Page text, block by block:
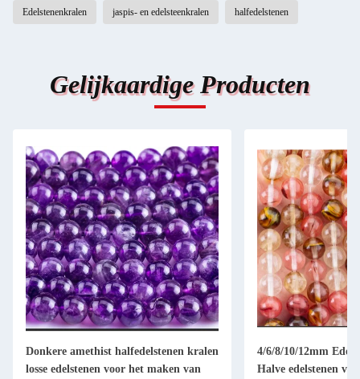
Edelstenenkralen jaspis- en edelsteenkralen halfedelstenen
Gelijkaardige Producten
Donkere amethist halfedelstenen kralen
losse edelstenen voor het maken van
4/6/8/10/12mm
Halve edelstenen